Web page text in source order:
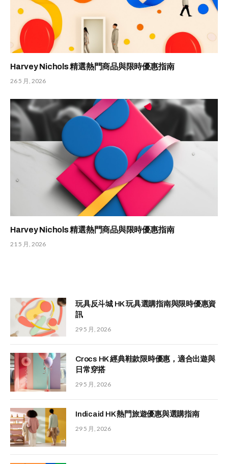
Harvey Nichols 精選熱門商品與限時優惠指南
26 5 月, 2026
Harvey Nichols 精選熱門商品與限時優惠指南
21 5 月, 2026
玩具反斗城 HK 玩具選購指南與限時優惠資
訊
29 5 月, 2026
Crocs HK 經典鞋款限時優惠，適合出遊與
日常穿搭
29 5 月, 2026
Indicaid HK 熱門旅遊優惠與選購指南
29 5 月, 2026